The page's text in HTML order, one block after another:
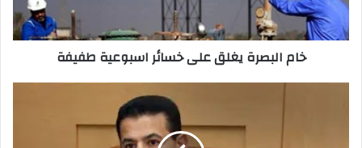
طفيفة
خام البصرة يغلق على خسائر اسبوعية طفيفة